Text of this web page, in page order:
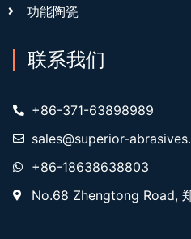
功能陶瓷
联系我们
+86-371-63898989
sales@superior-
+86-18638638803
No.68 Zhengtong Road,